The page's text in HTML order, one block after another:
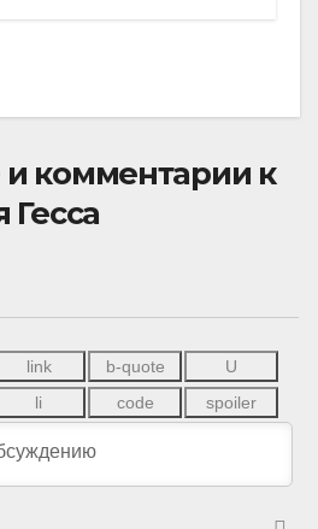
комментарии к
Гесса